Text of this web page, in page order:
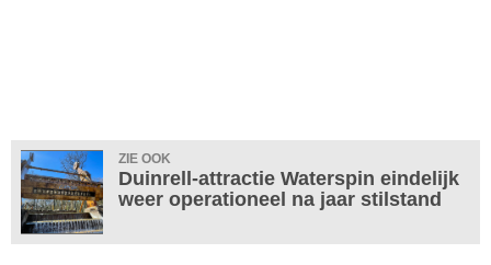
ZIE OOK
Duinrell-attractie Waterspin eindelijk
weer operationeel na jaar stilstand